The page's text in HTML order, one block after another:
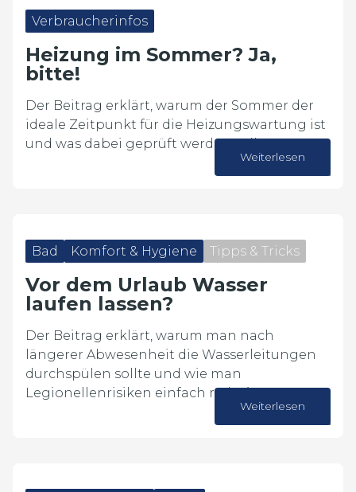
Verbraucherinfos
Heizung im Sommer? Ja,
bitte!
Der Beitrag erklärt, warum der Sommer der
ideale Zeitpunkt für die Heizungswartung ist
und was dabei geprüft werden sollte.
Weiterlesen
Bad Komfort & Hygiene Tipps & Tricks
Vor dem Urlaub Wasser
laufen lassen?
Der Beitrag erklärt, warum man nach
längerer Abwesenheit die Wasserleitungen
durchspülen sollte und wie man
Legionellenrisiken einfach reduziert.
Weiterlesen